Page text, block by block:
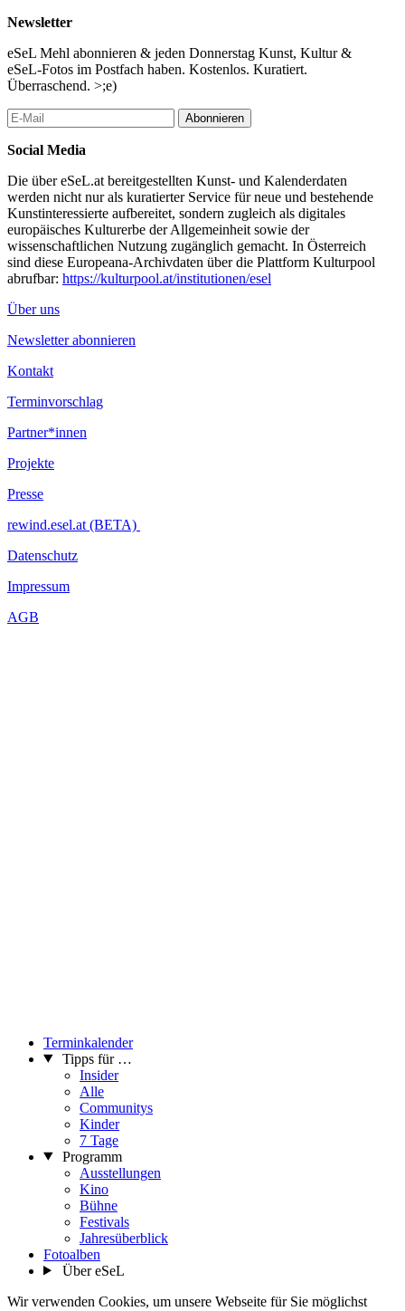
Newsletter
eSeL Mehl abonnieren & jeden Donnerstag Kunst, Kultur &
eSeL-Fotos im Postfach haben. Kostenlos. Kuratiert.
Überraschend. >;e)
Abonnieren
Social Media
Die über eSeL.at bereitgestellten Kunst- und Kalenderdaten
werden nicht nur als kuratierter Service für neue und bestehende
Kunstinteressierte aufbereitet, sondern zugleich als digitales
europäisches Kulturerbe der Allgemeinheit sowie der
wissenschaftlichen Nutzung zugänglich gemacht. In Österreich
sind diese Europeana-Archivdaten über die Plattform Kulturpool
abrufbar: https://kulturpool.at/institutionen/esel
Über uns
Newsletter abonnieren
Kontakt
Terminvorschlag
Partner*innen
Projekte
Presse
rewind.esel.at (BETA)
Datenschutz
Impressum
AGB
Terminkalender
Tipps für …
Insider
Alle
Communitys
Kinder
7 Tage
Programm
Ausstellungen
Kino
Bühne
Festivals
Jahresüberblick
Fotoalben
Über eSeL
Wir verwenden Cookies, um unsere Webseite für Sie möglichst